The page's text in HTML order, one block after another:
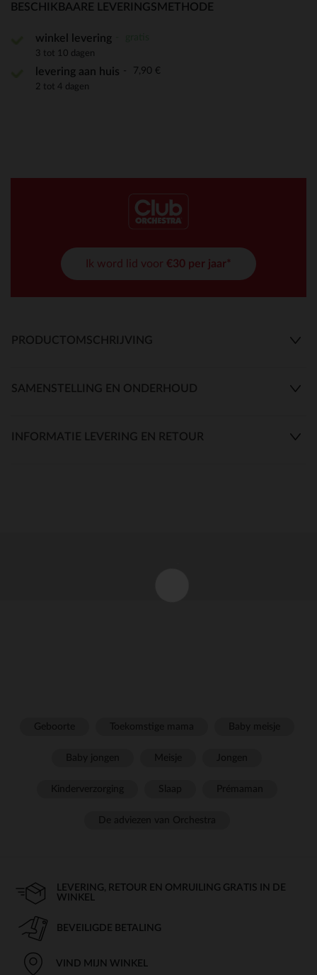
BESCHIKBAARE LEVERINGSMETHODE
winkel levering
3 tot 10 dagen
levering aan huis 7,90 €
2 tot 4 dagen
Ik word lid voor €30 per jaar*
PRODUCTOMSCHRIJVING
SAMENSTELLING EN ONDERHOUD
INFORMATIE LEVERING EN RETOUR
LEVERING, RETOUR EN OMRUILING GRATIS IN DE
WINKEL
BEVEILIGDE BETALING
VIND MIJN WINKEL